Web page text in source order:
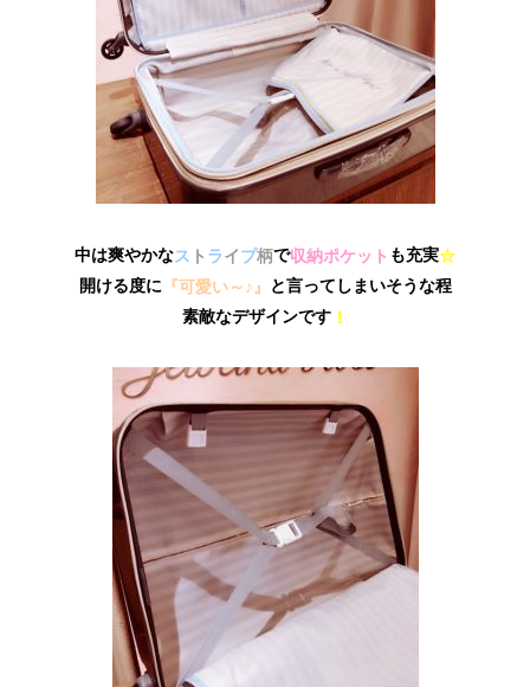
中は爽やかなス ト ライプ柄で収納ポケット も充実☆
開ける度に『可愛い～♪』
と言ってしまいそうな程
素敵なデザインです ！